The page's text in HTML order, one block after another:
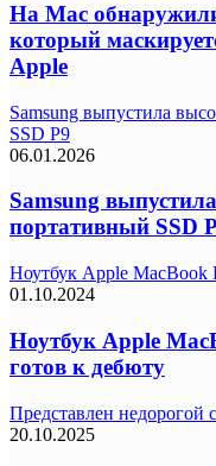
На Mac
который
Apple
Samsung выпустила
SSD P9
06.01.2026
Samsung
портативный SSD
Ноутбук Apple MacBook
01.10.2024
Ноутбук Apple
готов к дебюту
Представлен недорогой
20.10.2025